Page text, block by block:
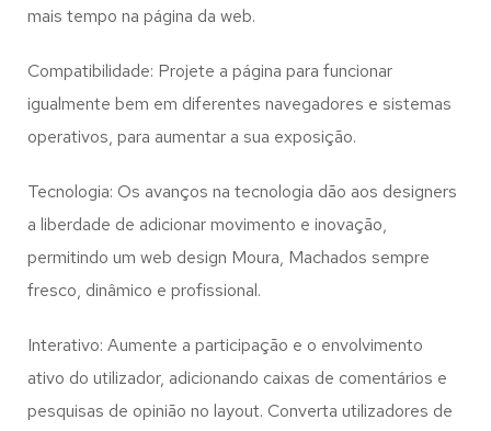
mais tempo na página da web.
Compatibilidade: Projete a página para funcionar
igualmente bem em diferentes navegadores e sistemas
operativos, para aumentar a sua exposição.
Tecnologia: Os avanços na tecnologia dão aos designers
a liberdade de adicionar movimento e inovação,
permitindo um web design Moura, Machados sempre
fresco, dinâmico e profissional.
Interativo: Aumente a participação e o envolvimento
ativo do utilizador, adicionando caixas de comentários e
pesquisas de opinião no layout. Converta utilizadores de